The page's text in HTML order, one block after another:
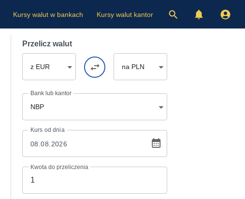
Kursy walut w bankach Kursy walut kantor
Przelicz walut
z EUR na PLN
Bank lub kantor
NBP
Kurs od dnia
Kwota do przeliczenia